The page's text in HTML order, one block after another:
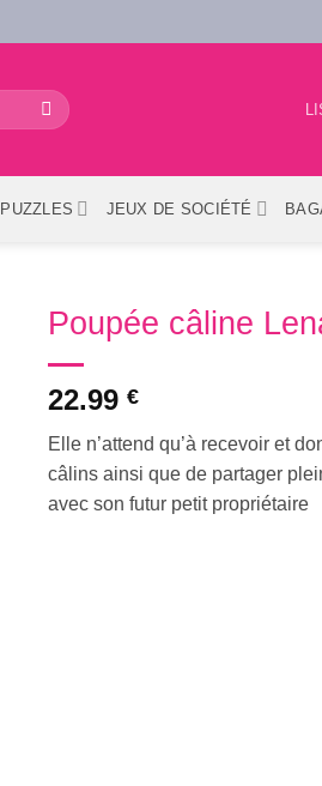
PUZZLES JEUX DE SOCIÉTÉ
Poupée câline
22.99 €
Elle n’attend qu’à recevoir et
câlins ainsi que de partager
avec son futur petit propriétaire